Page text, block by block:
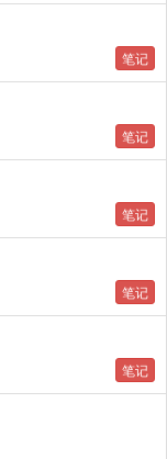
笔记
笔记
笔记
笔记
笔记